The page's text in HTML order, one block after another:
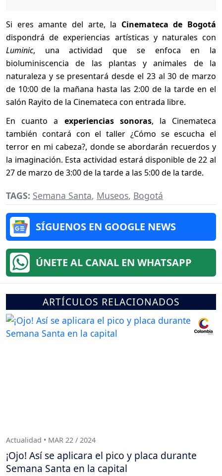
Si eres amante del arte, la Cinemateca de Bogotá
dispondrá de experiencias artísticas y naturales con
Luminic, una actividad que se enfoca en la
bioluminiscencia de las plantas y animales de la
naturaleza y se presentará desde el 23 al 30 de marzo
de 10:00 de la mañana hasta las 2:00 de la tarde en el
salón Rayito de la Cinemateca con entrada libre.
En cuanto a experiencias sonoras, la Cinemateca
también contará con el taller ¿Cómo se escucha el
terror en mi cabeza?, donde se abordarán recuerdos y
la imaginación. Esta actividad estará disponible de 22 al
27 de marzo de 3:00 de la tarde a las 5:00 de la tarde.
TAGS: Semana Santa, Museos, Bogotá
SÍGUENOS EN GOOGLE NEWS
ÚNETE AL CANAL EN WHATSAPP
ARTÍCULOS RELACIONADOS
Actualidad • MAR 22 / 2024
¡Ojo! Así se aplicara el pico y placa durante
Semana Santa en la capital